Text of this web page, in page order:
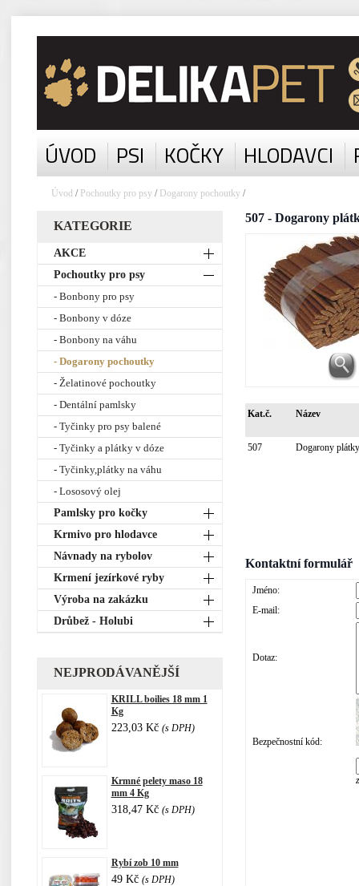
ÚVOD PSI KOČKY HLODAVCI
Úvod / Pochoutky pro psy / Dogarony pochoutky /
KATEGORIE
AKCE
Pochoutky pro psy
- Bonbony pro psy
- Bonbony v dóze
- Bonbony na váhu
- Dogarony pochoutky
- Želatinové pochoutky
- Dentální pamlsky
- Tyčinky pro psy balené
- Tyčinky a plátky v dóze
- Tyčinky,plátky na váhu
- Lososový olej
Pamlsky pro kočky
Krmivo pro hlodavce
Návnady na rybolov
Krmení jezírkové ryby
Výroba na zakázku
Drůbež - Holubi
NEJPRODÁVANĚJŠÍ
KRILL boilies 18 mm 1
Kg
223,03 Kč (s DPH)
Krmné pelety maso 18
mm 4 Kg
318,47 Kč (s DPH)
Rybí zob 10 mm
49 Kč (s DPH)
507 - Dogarony
Kat.č. Název
507 Dogarony
Kontaktní formulář
Jméno:
E-mail:
Dotaz:
Bezpečnostní kód: